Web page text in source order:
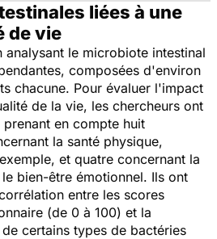
liées à une
de vie
analysant le microbiote intestinal
composées d'environ
chacune. Pour évaluer l'impact
de la vie, les chercheurs ont
en compte huit
la santé physique,
et quatre concernant la
bien-être émotionnel. Ils ont
entre les scores
(de 0 à 100) et la
certains types de bactéries